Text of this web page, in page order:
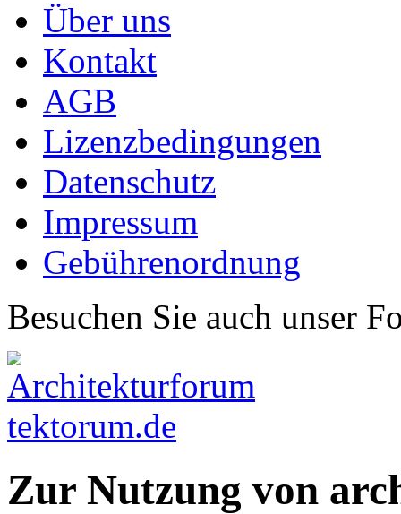
Über uns
Kontakt
AGB
Lizenzbedingungen
Datenschutz
Impressum
Gebührenordnung
Besuchen Sie auch unser
Zur Nutzung von